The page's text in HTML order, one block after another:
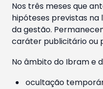
Nos três meses que
hipóteses previstas na
da gestão.
caráter publicitário ou
No âmbito do Ibram e
ocultação